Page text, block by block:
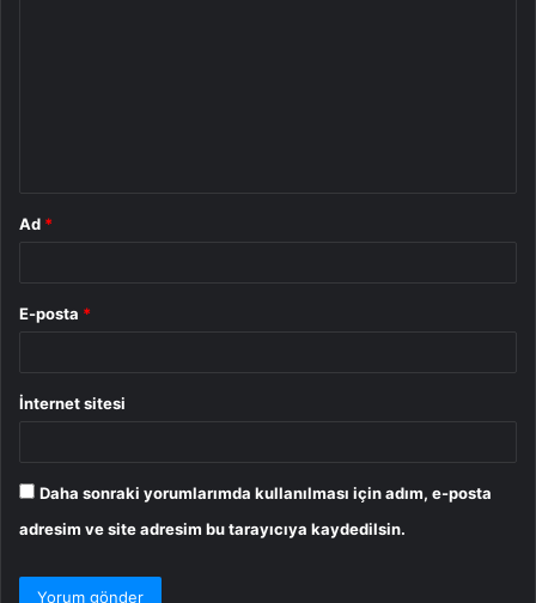
Ad *
E-posta *
İnternet sitesi
Daha sonraki yorumlarımda kullanılması için adım, e-posta
adresim ve site adresim bu tarayıcıya kaydedilsin.